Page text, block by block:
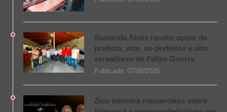
Samanda Alves recebe apoio do
prefeito, vice, ex-prefeitos e oito
vereadores de Felipe Guerra
Publicado: 07/08/2026
Zico ministra masterclass sobre